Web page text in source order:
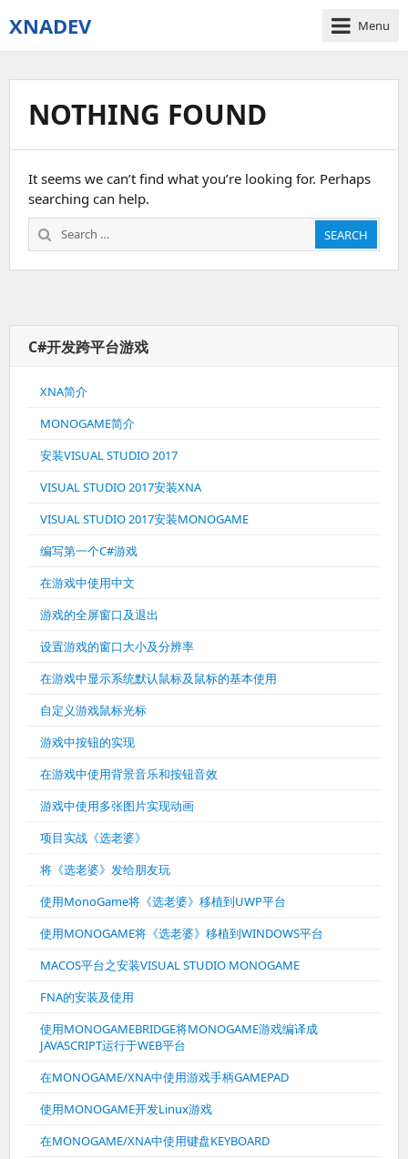
XNADEV Menu
NOTHING FOUND
It seems we can’t find what you’re looking for. Perhaps
searching can help.
Search
for:
SEARCH
C#开发跨平台游戏
XNA简介
MONOGAME简介
安装VISUAL STUDIO 2017
VISUAL STUDIO 2017安装XNA
VISUAL STUDIO 2017安装MONOGAME
编写第一个C#游戏
在游戏中使用中文
游戏的全屏窗口及退出
设置游戏的窗口大小及分辨率
在游戏中显示系统默认鼠标及鼠标的基本使用
自定义游戏鼠标光标
游戏中按钮的实现
在游戏中使用背景音乐和按钮音效
游戏中使用多张图片实现动画
项目实战《选老婆》
将《选老婆》发给朋友玩
使用MonoGame将《选老婆》移植到UWP平台
使用MONOGAME将《选老婆》移植到WINDOWS平台
MACOS平台之安装VISUAL STUDIO MONOGAME
FNA的安装及使用
使用MONOGAMEBRIDGE将MONOGAME游戏编译成
JAVASCRIPT运行于WEB平台
在MONOGAME/XNA中使用游戏手柄GAMEPAD
使用MONOGAME开发Linux游戏
在MONOGAME/XNA中使用键盘KEYBOARD